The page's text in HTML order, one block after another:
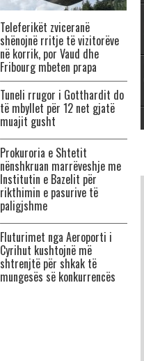
Teleferikët zviceranë
shënojnë rritje të vizitorëve
në korrik, por Vaud dhe
Fribourg mbeten prapa
Tuneli rrugor i Gotthardit do
të mbyllet për 12 net gjatë
muajit gusht
Prokuroria e Shtetit
nënshkruan marrëveshje me
Institutin e Bazelit për
rikthimin e pasurive të
paligjshme
Fluturimet nga Aeroporti i
Cyrihut kushtojnë më
shtrenjtë për shkak të
mungesës së konkurrencës